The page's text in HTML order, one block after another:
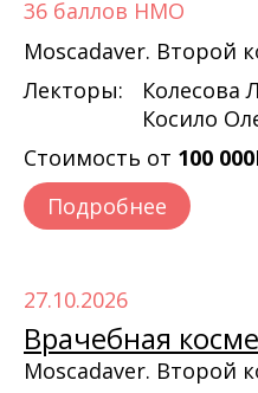
36 баллов НМО
Moscadaver. Второй
Лекторы:
Колесова
Косило
Стоимость от 100
Подробнее
27.10.2026
Врачебная
Moscadaver. Второй